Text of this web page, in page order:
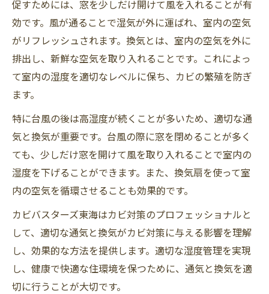
促すためには、窓を少しだけ開けて風を入れることが有
効です。風が通ることで湿気が外に運ばれ、室内の空気
がリフレッシュされます。換気とは、室内の空気を外に
排出し、新鮮な空気を取り入れることです。これによっ
て室内の湿度を適切なレベルに保ち、カビの繁殖を防ぎ
ます。
特に台風の後は高湿度が続くことが多いため、適切な通
気と換気が重要です。台風の際に窓を閉めることが多く
ても、少しだけ窓を開けて風を取り入れることで室内の
湿度を下げることができます。また、換気扇を使って室
内の空気を循環させることも効果的です。
カビバスターズ東海はカビ対策のプロフェッショナルと
して、適切な通気と換気がカビ対策に与える影響を理解
し、効果的な方法を提供します。適切な湿度管理を実現
し、健康で快適な住環境を保つために、通気と換気を適
切に行うことが大切です。